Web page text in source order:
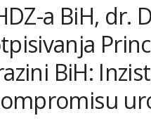
a BiH, dr.
BiH: